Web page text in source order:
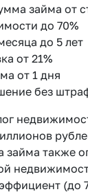
займа от
до 70%
до 5 лет
от 21%
от 1 дня
без
также
(до